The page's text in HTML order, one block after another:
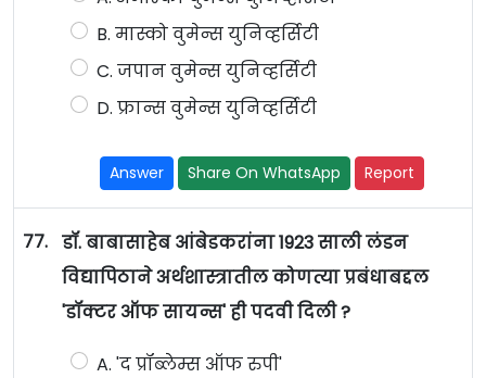
B. मास्को वुमेन्स युनिव्हर्सिटी
C. जपान वुमेन्स युनिव्हर्सिटी
D. फ्रान्स वुमेन्स युनिव्हर्सिटी
Answer Share On WhatsApp Report
77. डॉ. बाबासाहेब आंबेडकरांना 1923 साली लंडन
विद्यापिठाने अर्थशास्त्रातील कोणत्या प्रबंधाबद्दल
'डॉक्टर ऑफ सायन्स' ही पदवी दिली ?
A. 'द प्रॉब्लेम्स ऑफ रुपी'